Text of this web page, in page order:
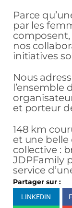
Parce
par les
nos
initiatives
Nous
l’ensemble
et porteur
148 km
et une
collective :
JDPFamily
service
Partager sur :
LINKEDIN